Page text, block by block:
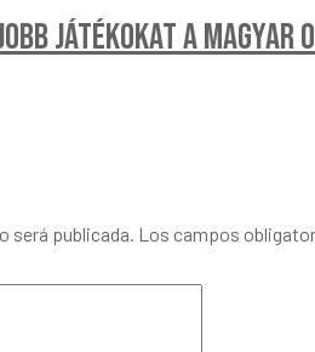
játékokat a Magyar
será publicada. Los campos